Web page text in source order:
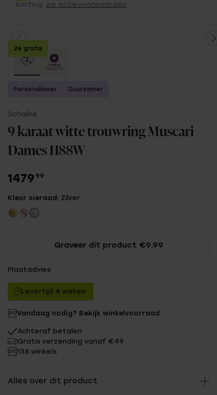
korting, zie actievoorwaarden
2e gratis
Personaliseer Duurzamer
Schalins
9 karaat witte trouwring Muscari
Dames H88W
1479 99
Kleur sieraad: Zilver
Graveer dit product €9,99
Maatadvies
Levertijd 4 weken
Vandaag nodig? Bekijk winkelvoorraad
Achteraf betalen
Gratis verzending vanaf €49
138 winkels
Alles over dit product